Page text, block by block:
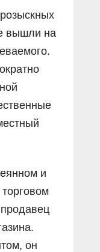
вышли на
и
он